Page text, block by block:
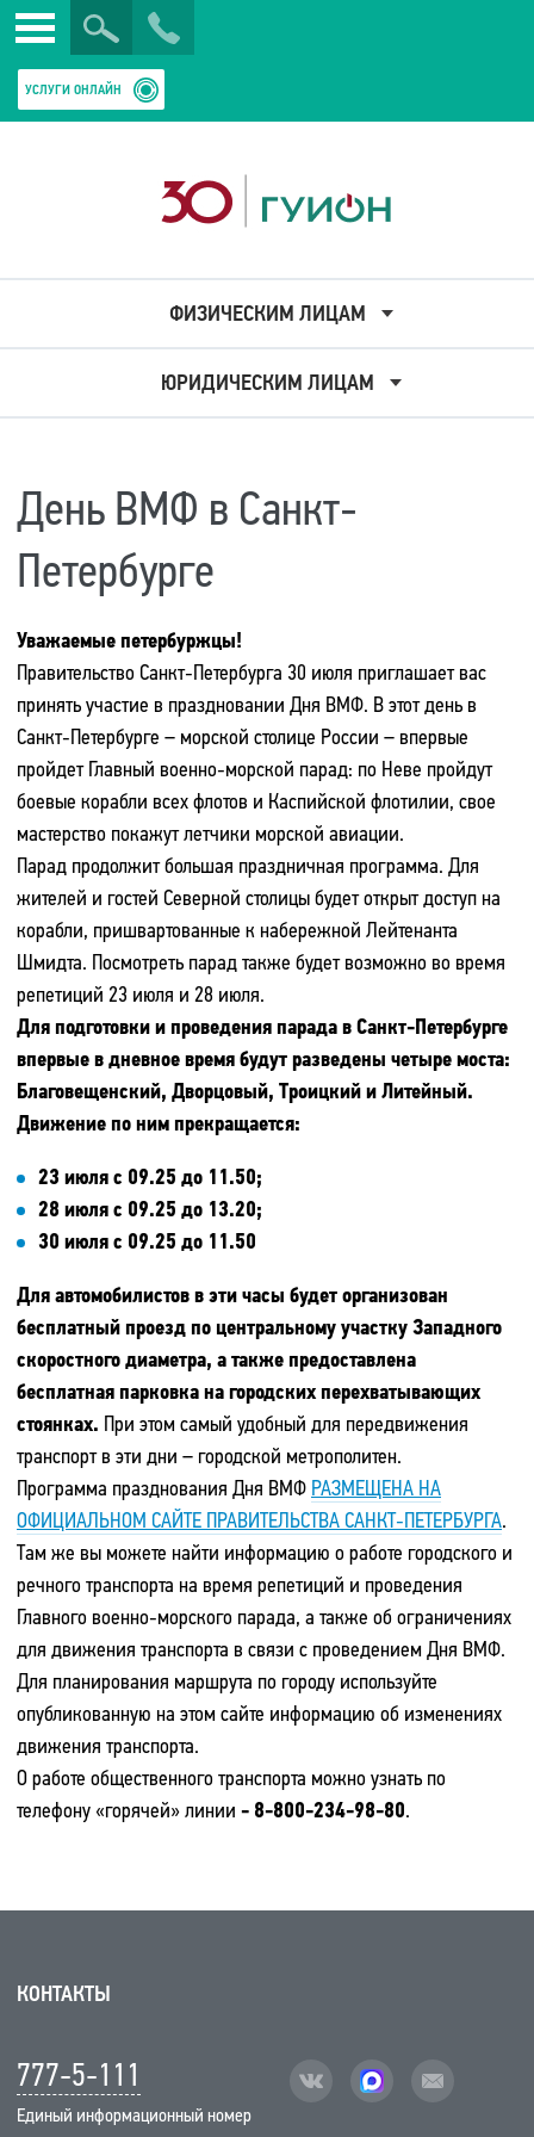
Закрыть
Искать
УСЛУГИ ОНЛАЙН
ФИЗИЧЕСКИМ ЛИЦАМ
ЮРИДИЧЕСКИМ ЛИЦАМ
День ВМФ в Санкт-
Петербурге
Уважаемые петербуржцы!
Правительство Санкт-Петербурга 30 июля приглашает вас
принять участие в праздновании Дня ВМФ. В этот день в
Санкт-Петербурге – морской столице России – впервые
пройдет Главный военно-морской парад: по Неве пройдут
боевые корабли всех флотов и Каспийской флотилии, свое
мастерство покажут летчики морской авиации.
Парад продолжит большая праздничная программа. Для
жителей и гостей Северной столицы будет открыт доступ на
корабли, пришвартованные к набережной Лейтенанта
Шмидта. Посмотреть парад также будет возможно во время
репетиций 23 июля и 28 июля.
Для подготовки и проведения парада в Санкт-Петербурге
впервые в дневное время будут разведены четыре моста:
Благовещенский, Дворцовый, Троицкий и Литейный.
Движение по ним прекращается:
23 июля с 09.25 до 11.50;
28 июля с 09.25 до 13.20;
30 июля с 09.25 до 11.50
Для автомобилистов в эти часы будет организован
бесплатный проезд по центральному участку Западного
скоростного диаметра, а также предоставлена
бесплатная парковка на городских перехватывающих
стоянках. При этом самый удобный для передвижения
транспорт в эти дни – городской метрополитен.
Программа празднования Дня ВМФ РАЗМЕЩЕНА НА
ОФИЦИАЛЬНОМ САЙТЕ ПРАВИТЕЛЬСТВА САНКТ-ПЕТЕРБУРГА.
Там же вы можете найти информацию о работе городского и
речного транспорта на время репетиций и проведения
Главного военно-морского парада, а также об ограничениях
для движения транспорта в связи с проведением Дня ВМФ.
Для планирования маршрута по городу используйте
опубликованную на этом сайте информацию об изменениях
движения транспорта.
О работе общественного транспорта можно узнать по
телефону «горячей» линии - 8-800-234-98-80.
КОНТАКТЫ
777-5-111
Единый информационный номер
facebook